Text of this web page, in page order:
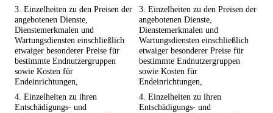
3. Einzelheiten zu den Preisen der
angebotenen Dienste,
Dienstemerkmalen und
Wartungsdiensten einschließlich
etwaiger besonderer Preise für
bestimmte Endnutzergruppen
sowie Kosten für
Endeinrichtungen,
3. Einzelheiten zu den Preisen der
angebotenen Dienste,
Dienstemerkmalen und
Wartungsdiensten einschließlich
etwaiger besonderer Preise für
bestimmte Endnutzergruppen
sowie Kosten für
Endeinrichtungen,
4. Einzelheiten zu ihren
Entschädigungs- und
4. Einzelheiten zu ihren
Entschädigungs- und